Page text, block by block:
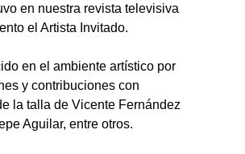
en nuestra revista televisiva
el Artista Invitado.
en el ambiente artístico por
y contribuciones con
la talla de Vicente Fernández
Aguilar, entre otros.